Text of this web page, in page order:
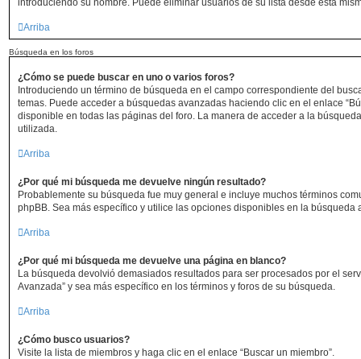
introduciendo su nombre. Puede eliminar usuarios de su lista desde esta
Arriba
Búsqueda en los foros
¿Cómo se puede buscar en uno o varios foros?
Introduciendo un término de búsqueda en el campo correspondiente del
temas. Puede acceder a búsquedas avanzadas haciendo clic en el enlace
disponible en todas las páginas del foro. La manera de acceder a la
utilizada.
Arriba
¿Por qué mi búsqueda me devuelve ningún resultado?
Probablemente su búsqueda fue muy general e incluye muchos términos
phpBB. Sea más específico y utilice las opciones disponibles en la búsqueda
Arriba
¿Por qué mi búsqueda me devuelve una página en blanco?
La búsqueda devolvió demasiados resultados para ser procesados por el
Avanzada” y sea más específico en los términos y foros de su búsqueda.
Arriba
¿Cómo busco usuarios?
Visite la lista de miembros y haga clic en el enlace “Buscar un miembro”.